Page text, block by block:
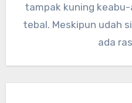
tampak kuning
tebal. Meskipun udah
ada